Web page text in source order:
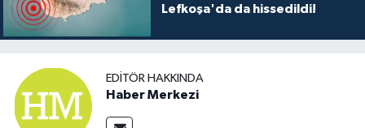
Lefkoşa'da da hissedildi!
EDITÖR HAKKINDA
Haber Merkezi